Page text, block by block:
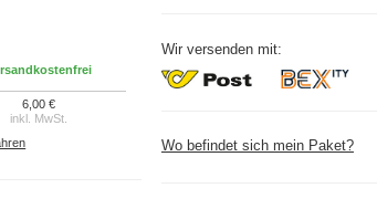
6,00 €
inkl. MwSt.
Wir versenden mit:
Wo befindet sich mein Paket?